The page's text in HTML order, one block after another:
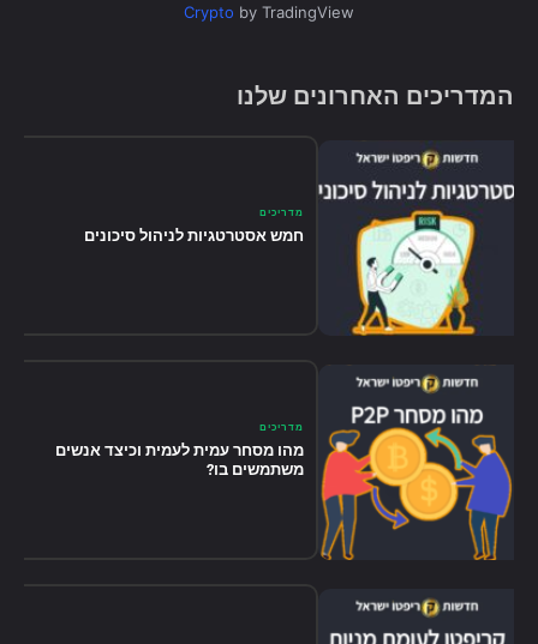
Crypto by TradingView
המדריכים האחרונים שלנו
מדריכים
חמש אסטרטגיות לניהול סיכונים
מדריכים
מהו מסחר עמית לעמית וכיצד אנשים
משתמשים בו?